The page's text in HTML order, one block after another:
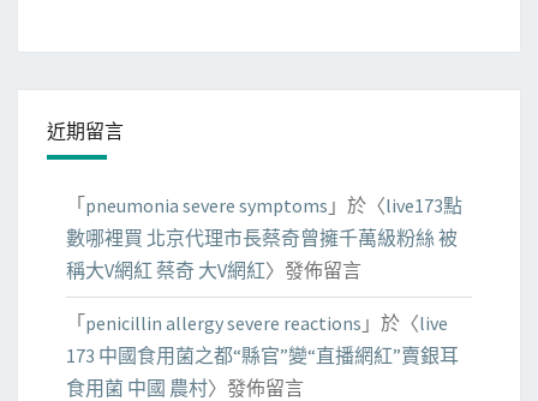
近期留言
「pneumonia severe symptoms 」於〈live173點
數哪裡買 北京代理市長蔡奇曾擁千萬級粉絲 被
稱大V網紅 蔡奇 大V網紅〉發佈留言
「penicillin allergy severe reactions 」於〈live
173 中國食用菌之都“縣官”變“直播網紅”賣銀耳
食用菌 中國 農村〉發佈留言